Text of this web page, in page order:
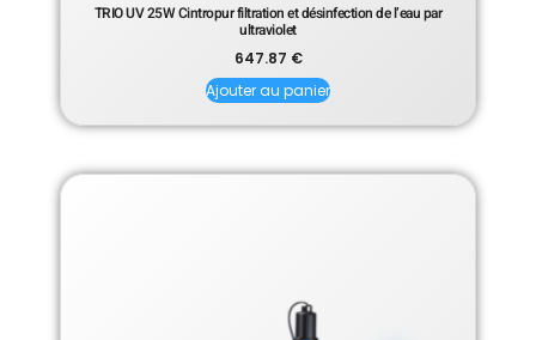
TRIO UV 25W Cintropur filtration et désinfection de l’eau par
ultraviolet
647.87 €
Ajouter au panier